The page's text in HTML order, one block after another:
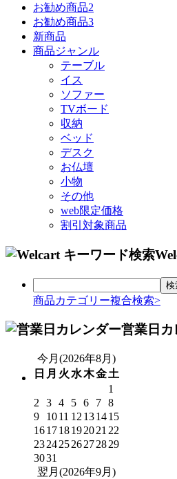
お勧め商品2
お勧め商品3
新商品
商品ジャンル
テーブル
イス
ソファー
TVボード
収納
ベッド
デスク
お仏壇
小物
その他
web限定価格
割引対象商品
商品カテゴリー複合検索>
営業日カ
今月(2026年8月)
日 月 火 水木金土
1
2
3 4 5 6 7 8
9
1011 12 131415
161718192021 22
23242526272829
3031
翌月(2026年9月)